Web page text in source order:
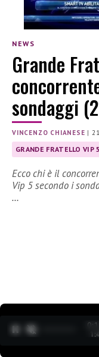
NEWS
Grande
sondaggi
VINCENZO CHIANESE |
GRANDE FRATELLO VIP 5
Ecco chi è il
Vip 5 secondo i
…